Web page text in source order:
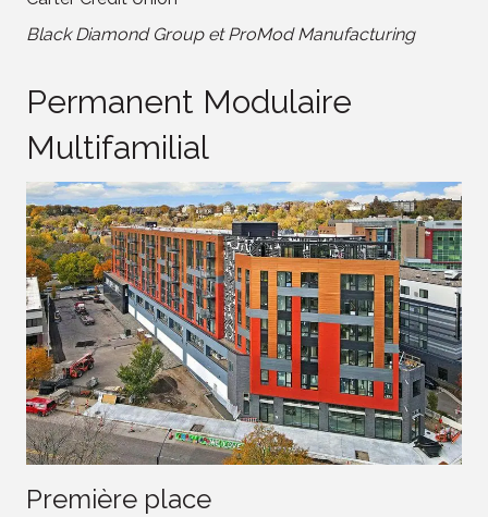
Black Diamond Group et ProMod Manufacturing
Permanent Modulaire
Multifamilial
Première place